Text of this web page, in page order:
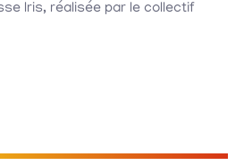
Iris, réalisée par le collectif